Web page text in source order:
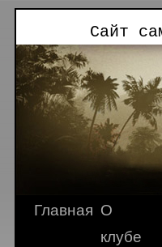
Сайт
Главная О
клубе